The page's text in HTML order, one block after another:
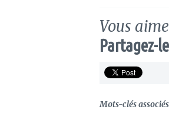
Vous
Partagez-
Mots-clés